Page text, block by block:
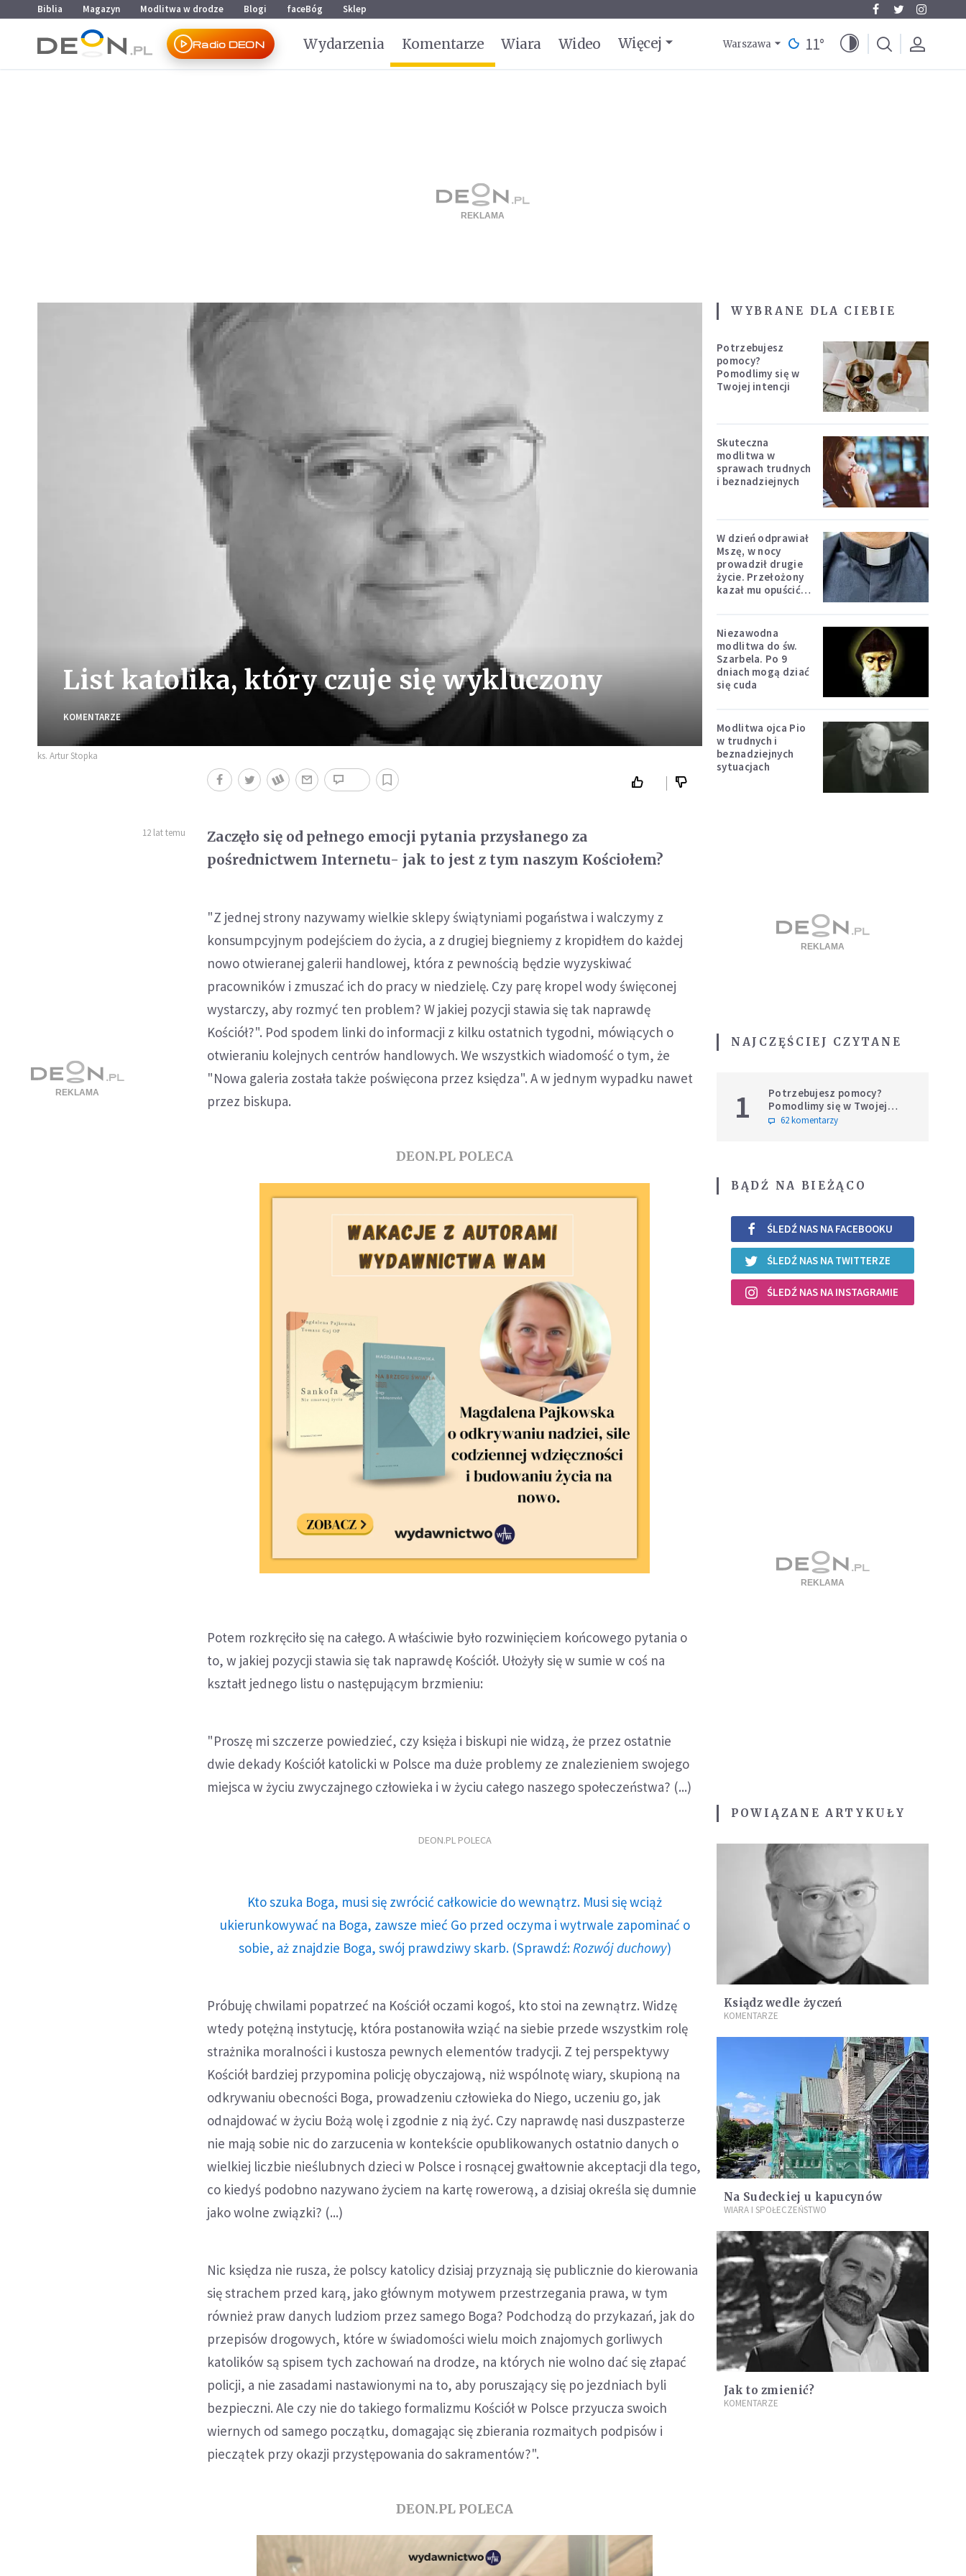
Przejdź do menu głównego
Przejdź do treści
Biblia Magazyn Modlitwa w drodze Blogi faceBóg Sklep
Radio DEON Wydarzenia Komentarze Wiara Wideo Więcej Warszawa 11°
List katolika, który czuje się wykluczony
KOMENTARZE
ks. Artur Stopka
12 lat temu
Zaczęło się od pełnego emocji pytania przysłanego za
pośrednictwem Internetu- jak to jest z tym naszym Kościołem?
"Z jednej strony nazywamy wielkie sklepy świątyniami pogaństwa i walczymy z
konsumpcyjnym podejściem do życia, a z drugiej biegniemy z kropidłem do każdej
nowo otwieranej galerii handlowej, która z pewnością będzie wyzyskiwać
pracowników i zmuszać ich do pracy w niedzielę. Czy parę kropel wody święconej
wystarczy, aby rozmyć ten problem? W jakiej pozycji stawia się tak naprawdę
Kościół?". Pod spodem linki do informacji z kilku ostatnich tygodni, mówiących o
otwieraniu kolejnych centrów handlowych. We wszystkich wiadomość o tym, że
"Nowa galeria została także poświęcona przez księdza". A w jednym wypadku nawet
przez biskupa.
DEON.PL POLECA
Potem rozkręciło się na całego. A właściwie było rozwinięciem końcowego pytania o
to, w jakiej pozycji stawia się tak naprawdę Kościół. Ułożyły się w sumie w coś na
kształt jednego listu o następującym brzmieniu:
"Proszę mi szczerze powiedzieć, czy księża i biskupi nie widzą, że przez ostatnie
dwie dekady Kościół katolicki w Polsce ma duże problemy ze znalezieniem swojego
miejsca w życiu zwyczajnego człowieka i w życiu całego naszego społeczeństwa? (...)
DEON.PL POLECA
Kto szuka Boga, musi się zwrócić całkowicie do wewnątrz. Musi się wciąż
ukierunkowywać na Boga, zawsze mieć Go przed oczyma i wytrwale zapominać o
sobie, aż znajdzie Boga, swój prawdziwy skarb. (Sprawdź: Rozwój duchowy)
Próbuję chwilami popatrzeć na Kościół oczami kogoś, kto stoi na zewnątrz. Widzę
wtedy potężną instytucję, która postanowiła wziąć na siebie przede wszystkim rolę
strażnika moralności i kustosza pewnych elementów tradycji. Z tej perspektywy
Kościół bardziej przypomina policję obyczajową, niż wspólnotę wiary, skupioną na
odkrywaniu obecności Boga, prowadzeniu człowieka do Niego, uczeniu go, jak
odnajdować w życiu Bożą wolę i zgodnie z nią żyć. Czy naprawdę nasi duszpasterze
nie mają sobie nic do zarzucenia w kontekście opublikowanych ostatnio danych o
wielkiej liczbie nieślubnych dzieci w Polsce i rosnącej gwałtownie akceptacji dla tego,
co kiedyś podobno nazywano życiem na kartę rowerową, a dzisiaj określa się dumnie
jako wolne związki? (...)
Nic księdza nie rusza, że polscy katolicy dzisiaj przyznają się publicznie do kierowania
się strachem przed karą, jako głównym motywem przestrzegania prawa, w tym
również praw danych ludziom przez samego Boga? Podchodzą do przykazań, jak do
przepisów drogowych, które w świadomości wielu moich znajomych gorliwych
katolików są spisem tych zachowań na drodze, na których nie wolno dać się złapać
policji, a nie zasadami nastawionymi na to, aby poruszający się po jezdniach byli
bezpieczni. Ale czy nie do takiego formalizmu Kościół w Polsce przyucza swoich
wiernych od samego początku, domagając się zbierania rozmaitych podpisów i
pieczątek przy okazji przystępowania do sakramentów?".
DEON.PL POLECA
WYBRANE DLA CIEBIE
Potrzebujesz
pomocy?
Pomodlimy się w
Twojej intencji
Skuteczna
modlitwa w
sprawach trudnych
i beznadziejnych
W dzień odprawiał
Mszę, w nocy
prowadził drugie
życie. Przełożony
kazał mu opuścić
Niezawodna
modlitwa do św.
Szarbela. Po 9
dniach mogą dziać
się cuda
Modlitwa ojca Pio
w trudnych i
beznadziejnych
sytuacjach
NAJCZĘŚCIEJ CZYTANE
1
Potrzebujesz pomocy?
Pomodlimy się w Twojej
intencji
62 komentarzy
BĄDŹ NA BIEŻĄCO
ŚLEDŹ NAS NA FACEBOOKU
ŚLEDŹ NAS NA TWITTERZE
ŚLEDŹ NAS NA INSTAGRAMIE
POWIĄZANE ARTYKUŁY
Ksiądz wedle życzeń
KOMENTARZE
Na Sudeckiej u kapucynów
WIARA I SPOŁECZEŃSTWO
Jak to zmienić?
KOMENTARZE